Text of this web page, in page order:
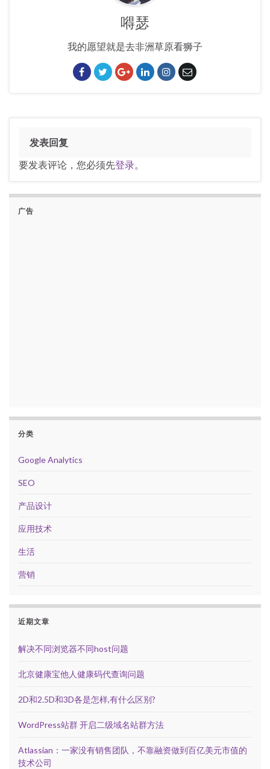
嘚瑟
我的愿望就是去非洲草原看狮子
发表回复
要发表评论，您必须先登录。
广告
分类
Google Analytics
SEO
产品设计
应用技术
生活
营销
近期文章
解决不同浏览器不同host问题
北京健康宝他人健康码代查询问题
2D和2.5D和3D各是怎样,有什么区别?
WordPress站群 开启二级域名站群方法
Atlassian：一家没有销售团队，不靠融资做到百亿美元市值的
技术公司